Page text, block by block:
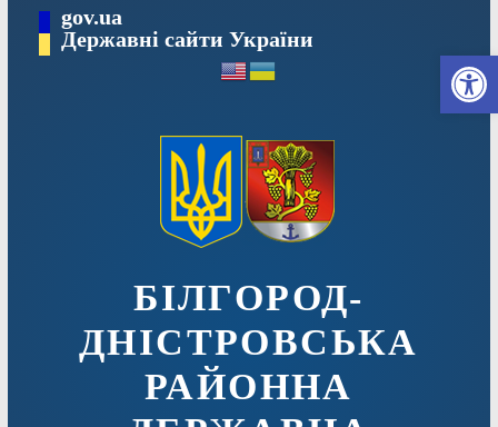
вмісту
gov.ua
Державні сайти України
БІЛГОРОД-
ДНІСТРОВСЬКА
РАЙОННА